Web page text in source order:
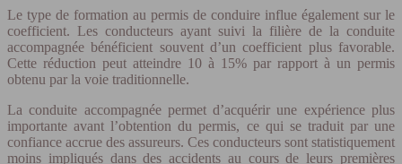
Le type de formation au permis de conduire influe également sur le
coefficient. Les conducteurs ayant suivi la filière de la conduite
accompagnée bénéficient souvent d’un coefficient plus favorable.
Cette réduction peut atteindre 10 à 15% par rapport à un permis
obtenu par la voie traditionnelle.
La conduite accompagnée permet d’acquérir une expérience plus
importante avant l’obtention du permis, ce qui se traduit par une
confiance accrue des assureurs. Ces conducteurs sont statistiquement
moins impliqués dans des accidents au cours de leurs premières